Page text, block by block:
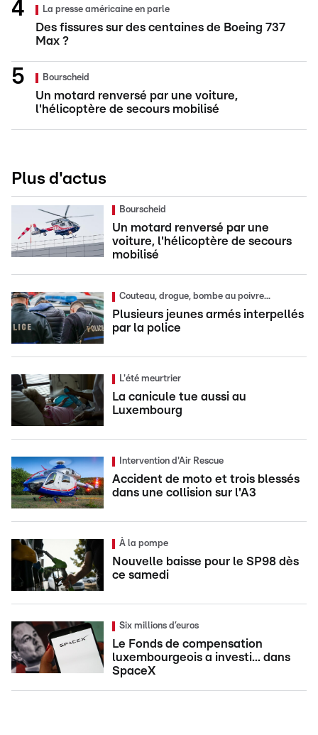
La presse américaine en parle
Des fissures sur des centaines de Boeing 737
Max ?
Bourscheid
Un motard renversé par une voiture,
l'hélicoptère de secours mobilisé
Plus d'actus
Bourscheid
Un motard renversé par une
voiture, l'hélicoptère de secours
mobilisé
Couteau, drogue, bombe au poivre...
Plusieurs jeunes armés interpellés
par la police
L'été meurtrier
La canicule tue aussi au
Luxembourg
Intervention d'Air Rescue
Accident de moto et trois blessés
dans une collision sur l'A3
À la pompe
Nouvelle baisse pour le SP98 dès
ce samedi
Six millions d’euros
Le Fonds de compensation
luxembourgeois a investi... dans
SpaceX